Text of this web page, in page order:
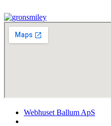
Webhuset Ballum ApS